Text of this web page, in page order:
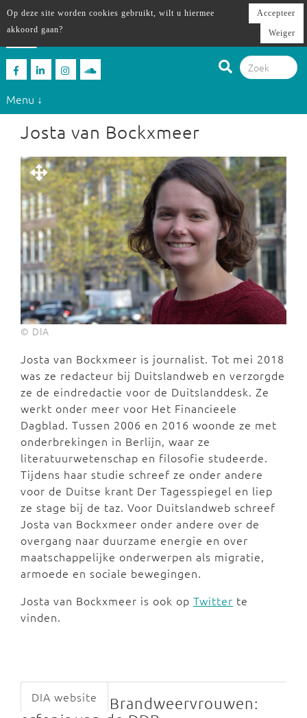
Menu ↓
Josta van Bockxmeer
© DIA
Josta van Bockxmeer is journalist. Tot mei 2018
was ze redacteur bij Duitslandweb en verzorgde
ze de eindredactie voor de Duitslanddesk. Ze
werkt onder meer voor Het Financieele
Dagblad. Tussen 2006 en 2016 woonde ze met
onderbrekingen in Berlijn, waar ze
literatuurwetenschap en filosofie studeerde.
Tijdens haar studie schreef ze onder andere
voor de Duitse krant Der Tagesspiegel en liep
ze stage bij de taz. Voor Duitslandweb schreef
Josta van Bockxmeer onder andere over de
overgang naar duurzame energie en over
maatschappelijke onderwerpen als migratie,
armoede en sociale bewegingen.
Josta van Bockxmeer is ook op Twitter te
vinden.
DIA website
Brandweervrouwen:
Op deze site worden cookies gebruikt, wilt u hiermee
akkoord gaan?
Accepteer
Weiger